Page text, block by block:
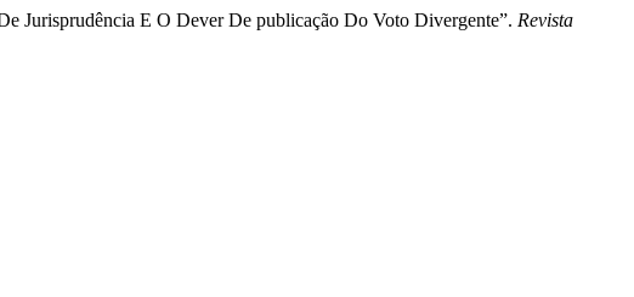
Jurisprudência E O Dever De publicação Do Voto Divergente”. Revista